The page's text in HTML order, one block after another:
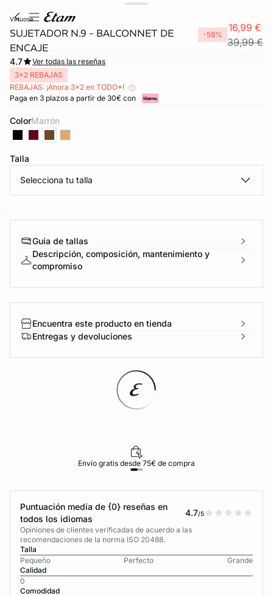
INVISIBLE
virtuose
SUJETADOR N.9 - BALCONNET DE
ENCAJE
-58%
16,99 €
39,99 €
4.7
Ver todas las reseñas
3x2 REBAJAS
REBAJAS: ¡Ahora 3x2 en TODO*!
Paga en 3 plazos a partir de 30€ con
Color marrón
Talla
Selecciona tu talla
Guía de tallas
Descripción, composición, mantenimiento y
compromiso
Encuentra este producto en tienda
Entregas y devoluciones
Envío gratis desde 75€ de compra
Puntuación media de {0} reseñas en
todos los idiomas
4.7/5
Opiniones de clientes verificadas de acuerdo a las
recomendaciones de la norma ISO 20488.
Talla
Pequeño
Perfecto
Grande
Calidad
0
Comodidad